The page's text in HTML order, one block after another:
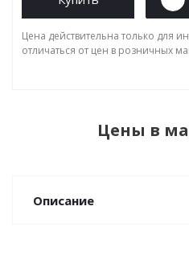
Цена действительна только для
отличаться от цен в розничных
Цены в
Описание